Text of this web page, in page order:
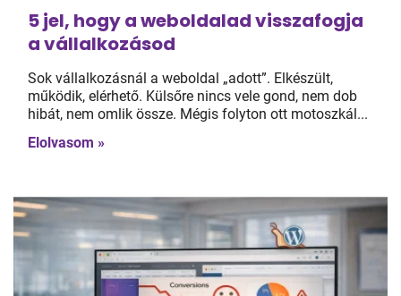
5 jel, hogy a weboldalad visszafogja
a vállalkozásod
Sok vállalkozásnál a weboldal „adott”. Elkészült,
működik, elérhető. Külsőre nincs vele gond, nem dob
hibát, nem omlik össze. Mégis folyton ott motoszkál...
Elolvasom »